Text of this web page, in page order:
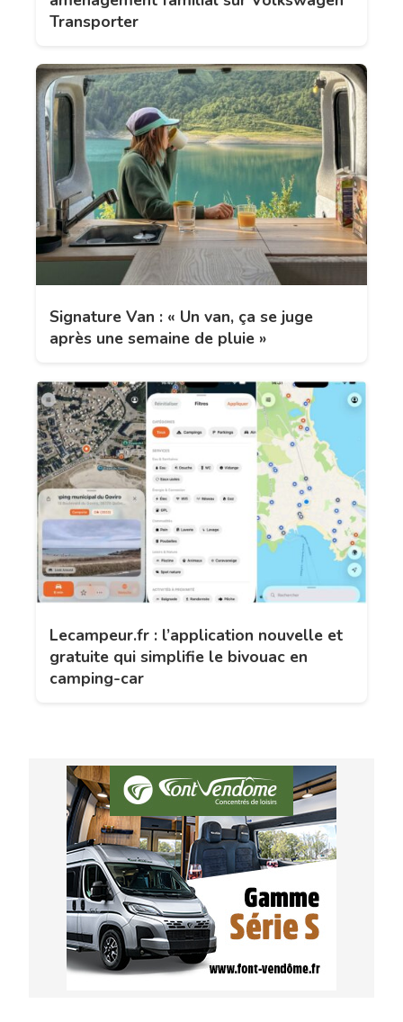
Transporter
Signature Van : « Un van, ça se juge
après une semaine de pluie »
Lecampeur.fr : l’application nouvelle et
gratuite qui simplifie le bivouac en
camping-car